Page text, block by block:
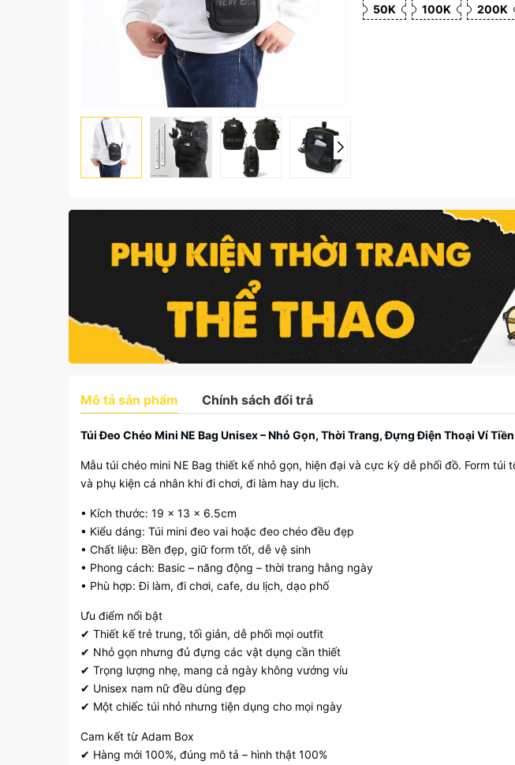
50K
100K 200K
Mô tả sản phẩm Chính sách đổi trả
Túi Đeo Chéo Mini NE Bag Unisex – Nhỏ Gọn, Thời Trang, Đựng Điện Thoại Ví
Mẫu túi chéo mini NE Bag thiết kế nhỏ gọn, hiện đại và cực kỳ dễ phối đồ. Form
và phụ kiện cá nhân khi đi chơi, đi làm hay du lịch.
• Kích thước: 19 x 13 x 6.5cm
• Kiểu dáng: Túi mini đeo vai hoặc đeo chéo đều đẹp
• Chất liệu: Bền đẹp, giữ form tốt, dễ vệ sinh
• Phong cách: Basic – năng động – thời trang hằng ngày
• Phù hợp: Đi làm, đi chơi, cafe, du lịch, dạo phố
Ưu điểm nổi bật
✔ Thiết kế trẻ trung, tối giản, dễ phối mọi outfit
✔ Nhỏ gọn nhưng đủ đựng các vật dụng cần thiết
✔ Trọng lượng nhẹ, mang cả ngày không vướng víu
✔ Unisex nam nữ đều dùng đẹp
✔ Một chiếc túi nhỏ nhưng tiện dụng cho mọi ngày
Cam kết từ Adam Box
✔ Hàng mới 100%, đúng mô tả – hình thật 100%